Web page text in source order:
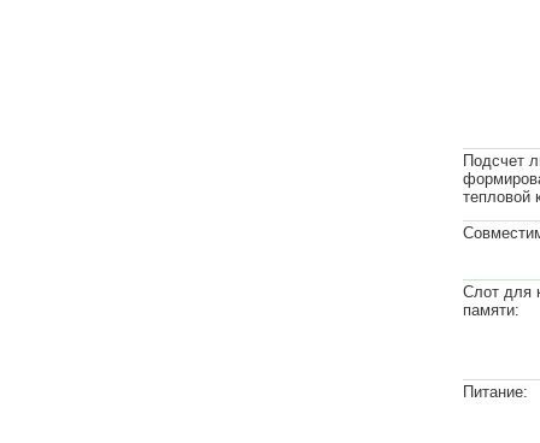
Подсчет
тепловой
Слот для
памяти:
Питание: